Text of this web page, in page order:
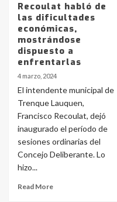
Recoulat habló de
las dificultades
económicas,
mostrándose
dispuesto a
enfrentarlas
4 marzo, 2024
El intendente municipal de
Trenque Lauquen,
Francisco Recoulat, dejó
inaugurado el período de
sesiones ordinarias del
Concejo Deliberante. Lo
hizo...
Read More